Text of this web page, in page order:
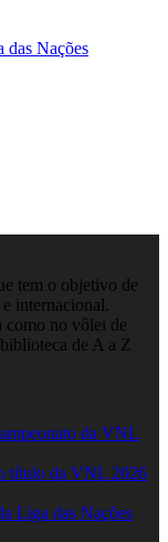
das Nações
tem o objetivo de
internacional.
como no vôlei de
de A a Z
da VNL
título da VNL 2026
Liga das Nações